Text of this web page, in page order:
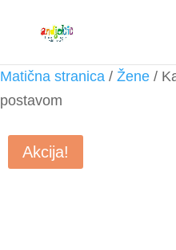
Matična stranica / Žene /
postavom
Akcija!